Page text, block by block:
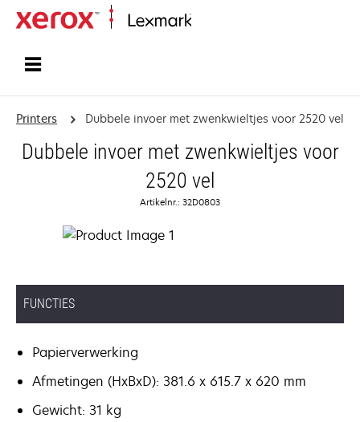
Printers Dubbele invoer met zwenkwieltjes voor 2520 vel
Dubbele invoer met zwenkwieltjes voor
2520 vel
Artikelnr.: 32D0803
FUNCTIES
Papierverwerking
Afmetingen (HxBxD): 381.6 x 615.7 x 620 mm
Gewicht: 31 kg